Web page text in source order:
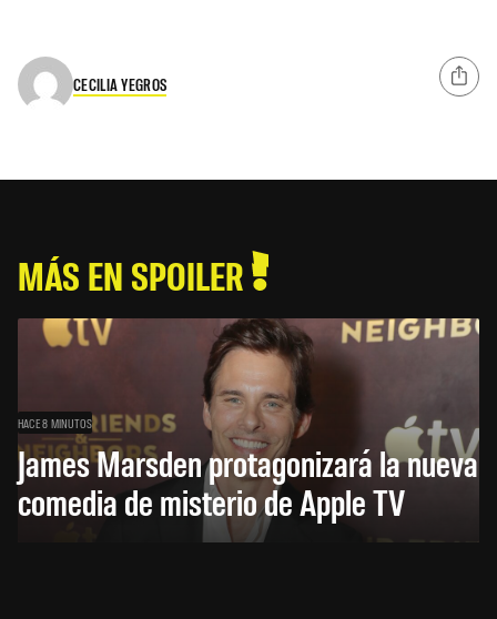
CECILIA YEGROS
MÁS EN SPOILER
HACE 8 MINUTOS
James Marsden protagonizará la nueva
comedia de misterio de Apple TV